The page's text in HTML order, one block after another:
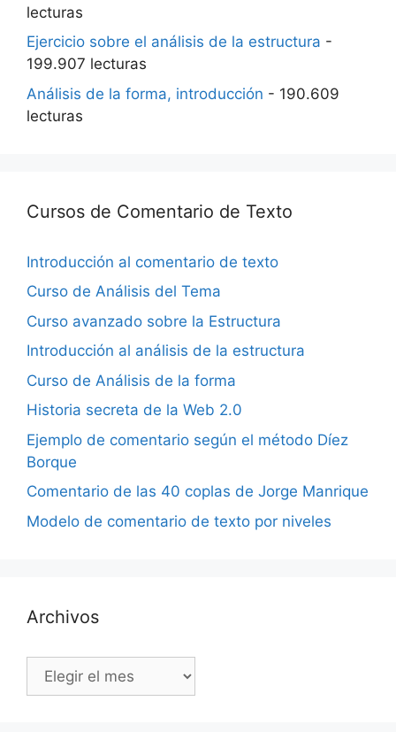
lecturas
Ejercicio sobre el análisis de la estructura -
199.907 lecturas
Análisis de la forma, introducción - 190.609
lecturas
Cursos de Comentario de Texto
Introducción al comentario de texto
Curso de Análisis del Tema
Curso avanzado sobre la Estructura
Introducción al análisis de la estructura
Curso de Análisis de la forma
Historia secreta de la Web 2.0
Ejemplo de comentario según el método Díez
Borque
Comentario de las 40 coplas de Jorge Manrique
Modelo de comentario de texto por niveles
Archivos
Archivos